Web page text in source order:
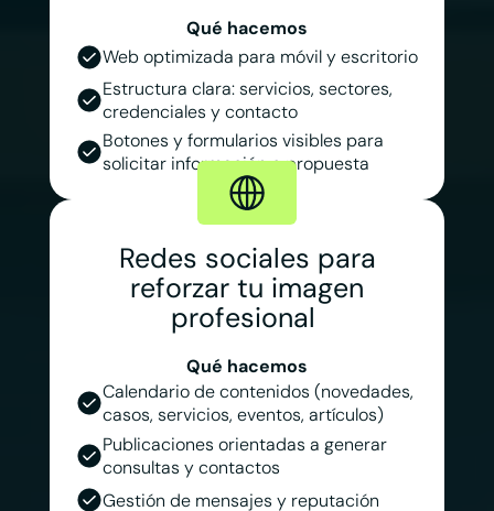
Qué hacemos
Web optimizada para móvil y escritorio
Estructura clara: servicios, sectores,
credenciales y contacto
Botones y formularios visibles para
solicitar información o propuesta
Redes sociales para
reforzar tu imagen
profesional
Qué hacemos
Calendario de contenidos (novedades,
casos, servicios, eventos, artículos)
Publicaciones orientadas a generar
consultas y contactos
Gestión de mensajes y reputación